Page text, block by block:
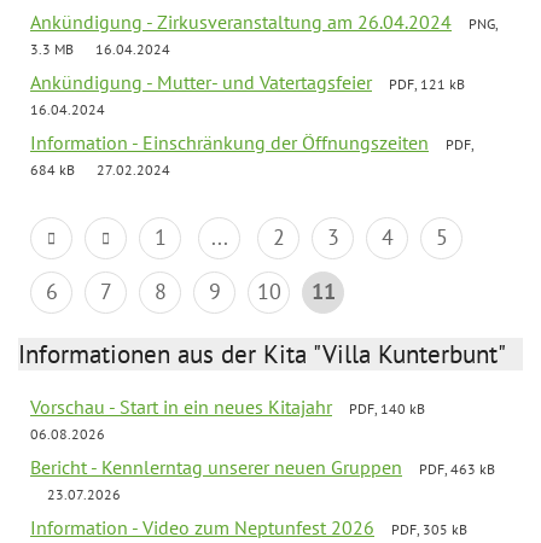
Ankündigung - Zirkusveranstaltung am 26.04.2024
PNG,
3.3 MB
16.04.2024
Ankündigung - Mutter- und Vatertagsfeier
PDF, 121 kB
16.04.2024
Information - Einschränkung der Öffnungszeiten
PDF,
684 kB
27.02.2024
1 ... 2 3 4
5
6
7 8 9 10 11
Informationen aus der Kita "Villa Kunterbunt"
Vorschau - Start in ein neues Kitajahr
PDF, 140 kB
06.08.2026
Bericht - Kennlerntag unserer neuen Gruppen
PDF, 463 kB
23.07.2026
Information - Video zum Neptunfest 2026 PDF, 305 kB